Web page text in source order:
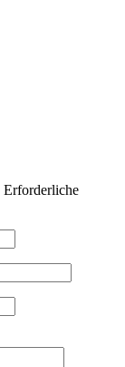
Erforderliche